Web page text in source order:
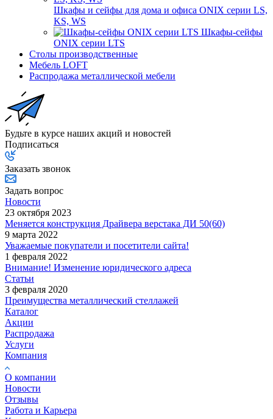
Шкафы и сейфы для дома и офиса ONIX серии LS,
KS, WS
Шкафы-сейфы
ONIX серии LTS
Столы производственные
Мебель LOFT
Распродажа металлической мебели
Будьте в курсе наших акций и новостей
Подписаться
Заказать звонок
Задать вопрос
Новости
23 октября 2023
Меняется конструкция Драйвера верстака ДИ 50(60)
9 марта 2022
Уважаемые покупатели и посетители сайта!
1 февраля 2022
Внимание! Изменение юридического адреса
Статьи
3 февраля 2020
Преимущества металлический стеллажей
Каталог
Акции
Распродажа
Услуги
Компания
О компании
Новости
Отзывы
Работа и Карьера